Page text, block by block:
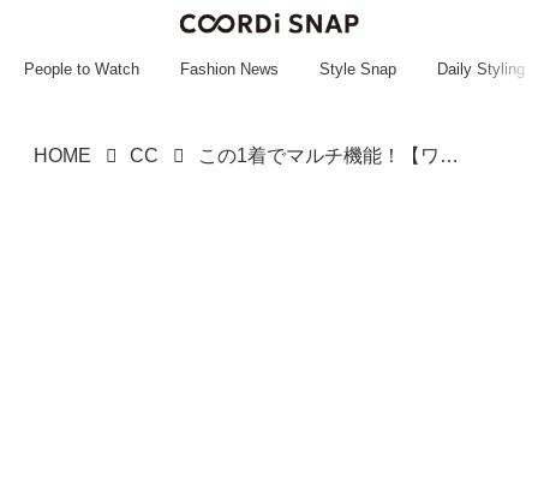
~~~~~~~~~~~
People to Watch Fashion News Style Snap Daily Styling
HOME CC この1着でマルチ機能！【ワークマン】 大人に嬉しい「優秀サロペット」